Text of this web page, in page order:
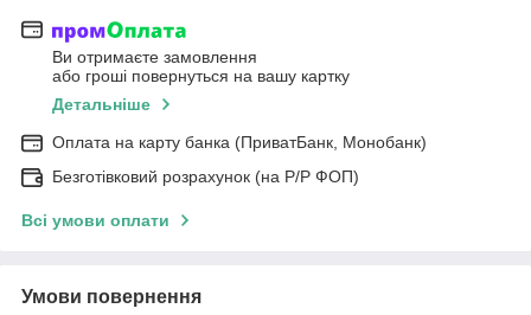
Ви отримаєте замовлення
або гроші повернуться на вашу картку
Детальніше
Оплата на карту банка (ПриватБанк, Монобанк)
Безготівковий розрахунок (на Р/Р ФОП)
Всі умови оплати
Умови повернення